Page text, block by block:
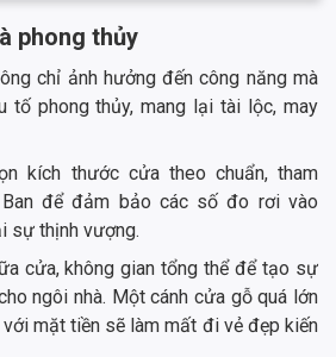
phong thủy
chỉ ảnh hưởng đến công năng mà
tố phong thủy, mang lại tài lộc, may
kích thước cửa theo chuẩn, tham
để đảm bảo các số đo rơi vào
sự thịnh vượng.
cửa, không gian tổng thể để tạo sự
ngôi nhà. Một cánh cửa gỗ quá lớn
mặt tiền sẽ làm mất đi vẻ đẹp kiến